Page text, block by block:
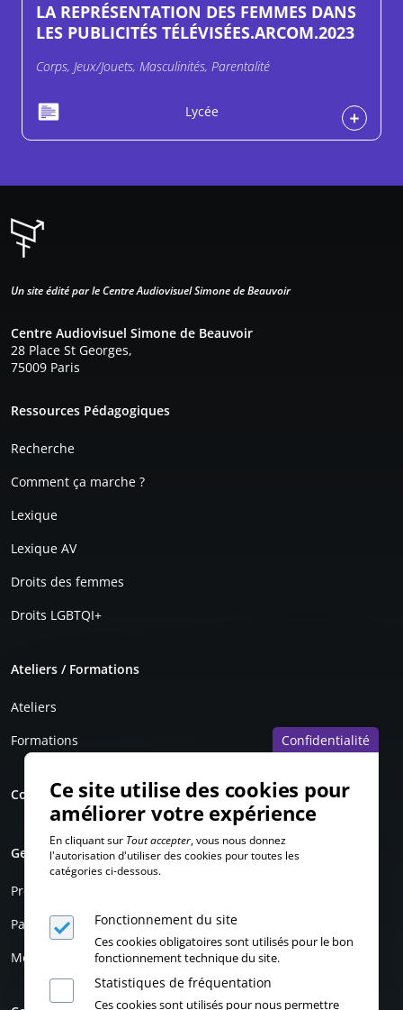
LA REPRÉSENTATION DES FEMMES DANS
LES PUBLICITÉS TÉLÉVISÉES.ARCOM.2023
Corps, Jeux/Jouets, Masculinités, Parentalité
Lycée
Un site édité par le Centre Audiovisuel Simone de Beauvoir
Centre Audiovisuel Simone de Beauvoir
28 Place St Georges,
75009 Paris
Ressources Pédagogiques
Recherche
Comment ça marche ?
Lexique
Lexique AV
Droits des femmes
Droits LGBTQI+
Ateliers / Formations
Ateliers
Formations
Contact
Genrimages
Présentation
Partenaires
Mentions légales
Confidentialité
Ce site utilise des cookies pour
améliorer votre expérience
En cliquant sur Tout accepter, vous nous donnez
l'autorisation d'utiliser des cookies pour toutes les
catégories ci-dessous.
Fonctionnement du site
Ces cookies obligatoires sont utilisés pour le bon
fonctionnement technique du site.
Statistiques de fréquentation
Ces cookies sont utilisés pour nous permettre